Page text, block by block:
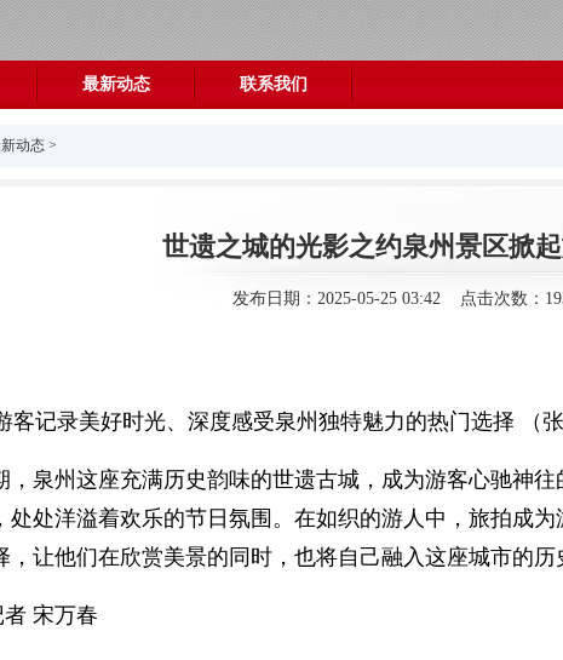
最新动态 联系我们
动态 >
世遗之城的光影之约泉州景区掀
发布日期：2025-05-25 03:42 点击次数：
客记录美好时光、深度感受泉州独特魅力的热门选择 （张
，泉州这座充满历史韵味的世遗古城，成为游客心驰神
处处洋溢着欢乐的节日氛围。在如织的游人中，旅拍成
，让他们在欣赏美景的同时，也将自己融入这座城市的历
宋万春